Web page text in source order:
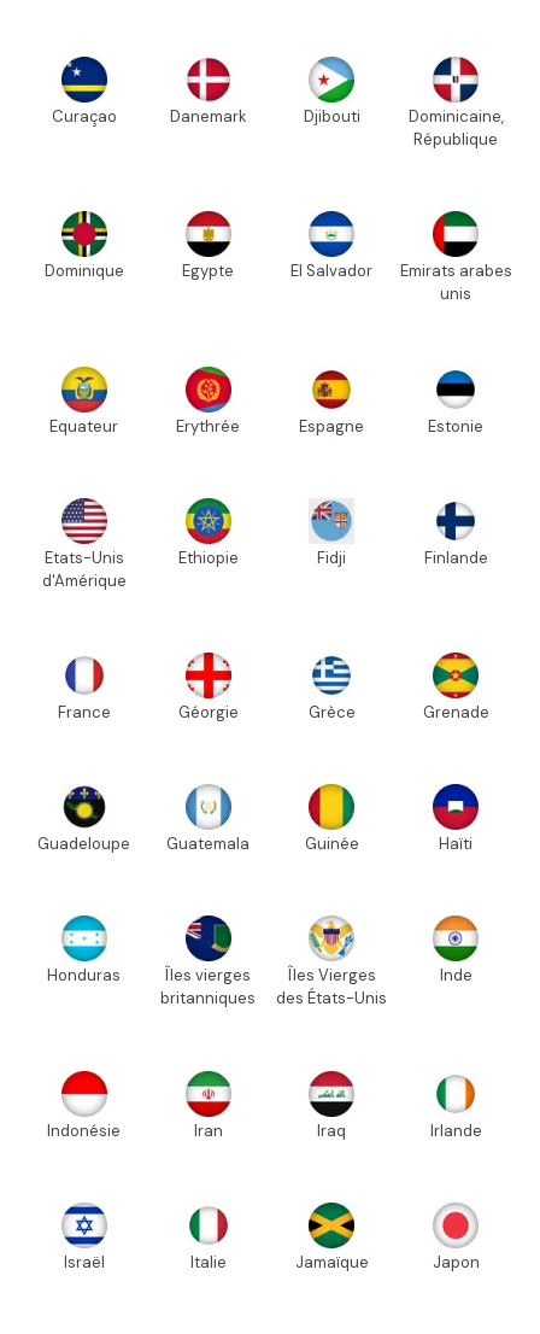
Curaçao Danemark Djibouti
Dominicaine,
République
Dominique Egypte El Salvador
Emirats arabes
unis
Equateur Erythrée Espagne Estonie
Etats-Unis
d'Amérique
Ethiopie Fidji Finlande
France Géorgie Grèce Grenade
Guadeloupe Guatemala Guinée Haïti
Honduras
Îles vierges
britanniques
Îles Vierges
des États-Unis
Inde
Indonésie Iran Iraq Irlande
Israël Italie Jamaïque Japon